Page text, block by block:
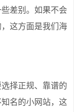
差别。如果不会
这方面是我们海
择正规、靠谱的
名的小网站，这